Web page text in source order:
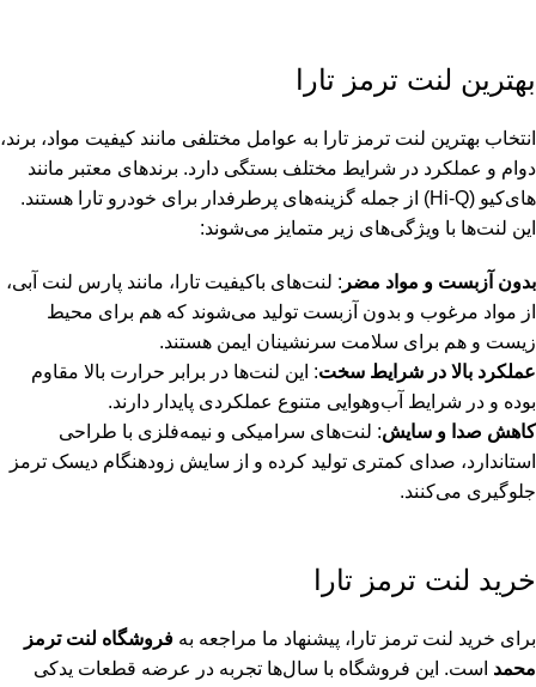
بهترین لنت ترمز تارا
انتخاب بهترین لنت ترمز تارا به عوامل مختلفی مانند کیفیت مواد، برند،
دوام و عملکرد در شرایط مختلف بستگی دارد. برندهای معتبر مانند
های‌کیو (Hi-Q) از جمله گزینه‌های پرطرفدار برای خودرو تارا هستند.
این لنت‌ها با ویژگی‌های زیر متمایز می‌شوند:
بدون آزبست و مواد مضر : لنت‌های باکیفیت تارا، مانند پارس لنت آبی،
از مواد مرغوب و بدون آزبست تولید می‌شوند که هم برای محیط
زیست و هم برای سلامت سرنشینان ایمن هستند.
عملکرد بالا در شرایط سخت: این لنت‌ها در برابر حرارت بالا مقاوم
بوده و در شرایط آب‌وهوایی متنوع عملکردی پایدار دارند.
کاهش صدا و سایش: لنت‌های سرامیکی و نیمه‌فلزی با طراحی
استاندارد، صدای کمتری تولید کرده و از سایش زودهنگام دیسک ترمز
جلوگیری می‌کنند.
خرید لنت ترمز تارا
برای خرید لنت ترمز تارا، پیشنهاد ما مراجعه به فروشگاه لنت ترمز
محمد است. این فروشگاه با سال‌ها تجربه در عرضه قطعات یدکی